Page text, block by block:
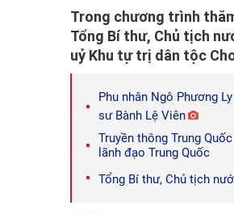
Trong chương trình
Tổng Bí thư, Chủ tịch
uỷ Khu tự trị dân tộc
Phu nhân Ngô Phương
sư Bành Lệ Viên
Truyền thông Trung
lãnh đạo Trung Quốc
Tổng Bí thư, Chủ tịch